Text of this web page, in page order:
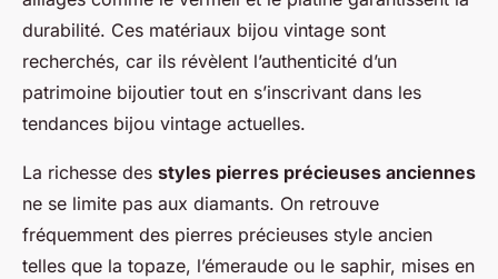
durabilité. Ces matériaux bijou vintage sont
recherchés, car ils révèlent l’authenticité d’un
patrimoine bijoutier tout en s’inscrivant dans les
tendances bijou vintage actuelles.
La richesse des styles pierres précieuses anciennes
ne se limite pas aux diamants. On retrouve
fréquemment des pierres précieuses style ancien
telles que la topaze, l’émeraude ou le saphir, mises en